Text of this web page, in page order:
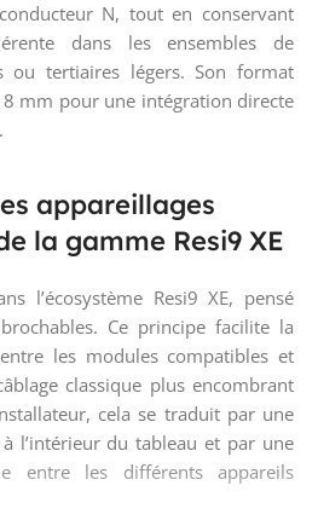
N, tout en conservant
dans les ensembles de
ou tertiaires légers. Son format
mm pour une intégration directe
appareillages
la gamme Resi9 XE
l’écosystème Resi9 XE, pensé
Ce principe facilite la
les modules compatibles et
classique plus encombrant
cela se traduit par une
l’intérieur du tableau et par une
entre les différents appareils